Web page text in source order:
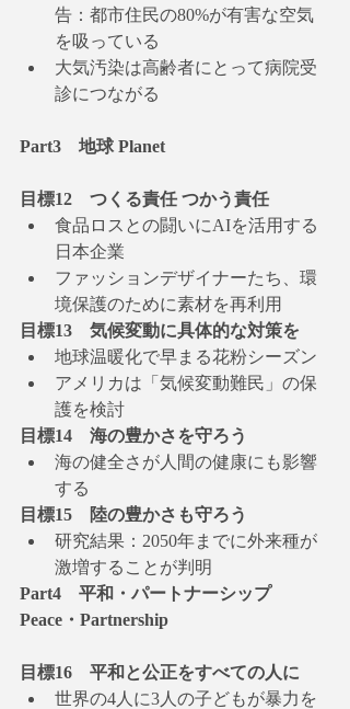
告：都市住民の80%が有害な空気
を吸っている
大気汚染は高齢者にとって病院受
診につながる
Part3　地球 Planet
目標12　つくる責任 つかう責任
食品ロスとの闘いにAIを活用する
日本企業
ファッションデザイナーたち、環
境保護のために素材を再利用
目標13　気候変動に具体的な対策を
地球温暖化で早まる花粉シーズン
アメリカは「気候変動難民」の保
護を検討
目標14　海の豊かさを守ろう
海の健全さが人間の健康にも影響
する
目標15　陸の豊かさも守ろう
研究結果：2050年までに外来種が
激増することが判明
Part4　平和・パートナーシップ
Peace・Partnership
目標16　平和と公正をすべての人に
世界の4人に3人の子どもが暴力を